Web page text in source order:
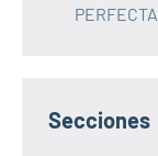
PERFECTA
Secciones